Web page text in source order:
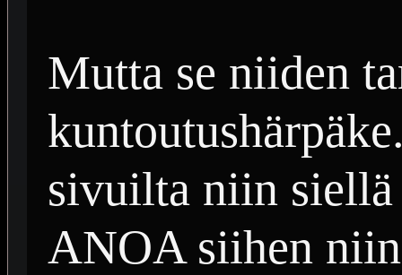
Mutta se niiden
sivuilta niin
ANOA siihen